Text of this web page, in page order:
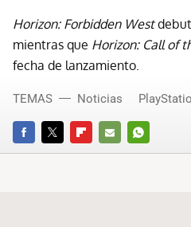
Horizon: Forbidden West
mientras que Horizon: Call of
fecha de lanzamiento.
FACEBOOKTWITTERFLIPBOARD
E-
WHATSAPP
TEMAS Noticias